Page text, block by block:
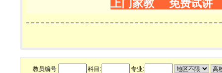
上门家教 免费试讲
教员编号 科目: 专业: